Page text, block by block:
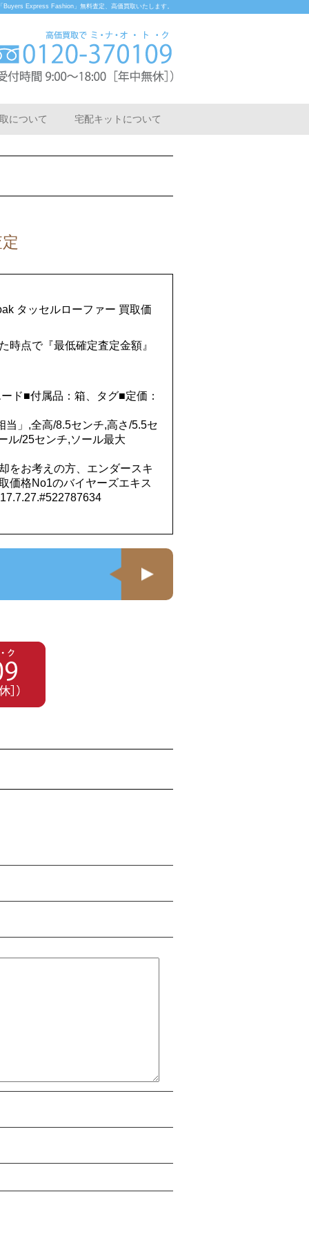
Express Fashion」無料査定、高価買取いたします。
について 宅配キットについて
タッセルローファー 買取価
点で『最低確定査定金額』
ド■付属品：箱、タグ■定価：
」,全高/8.5センチ,高さ/5.5セ
ル/25センチ,ソール最大
をお考えの方、エンダースキ
価格No1のバイヤーズエキス